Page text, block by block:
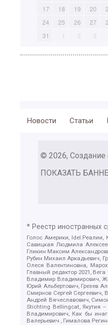
17
18 19 20
24
25 26 27
31
1 2 3
Новости Статьи
© 2026, Создание
ПОКАЗАТЬ
* Реестр иностранных
Голос Америки, Idel.Реалии,
Савицкая Людмила
Гликин Максим
Рубин Михаил Аркадьевич,
Олеся Валентиновна,
Главный редактор 2021,
Владимир Владимирович,
Юрий Альбертович, Грезев
Смирнов Сергей
Андрей Вячеславович,
Stichting Bellingcat, Якутия
Владимирович, Как бы
Валерьевич , Гималова